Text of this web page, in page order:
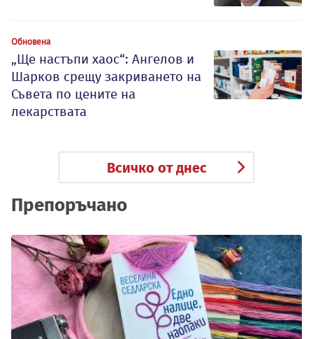
Обновена
„Ще настъпи хаос“: Ангелов и
Шарков срещу закриването на
Съвета по цените на
лекарствата
Всичко от днес
Препоръчано